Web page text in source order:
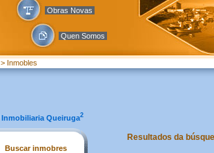
Obras Novas
Quen Somos
> Inmobles
Inmobiliaria Queiruga2
Buscar inmobres
Resultados da